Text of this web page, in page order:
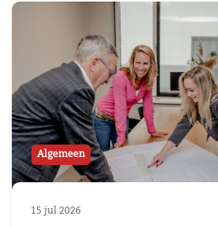
Algemeen
15 jul 2026